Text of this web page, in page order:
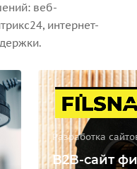
веб-
интернет-
Разработка
B2B-сайт